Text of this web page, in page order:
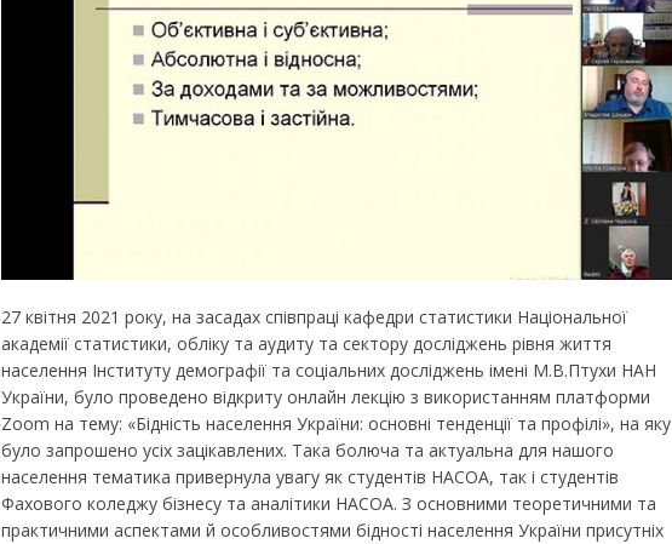
27 квітня 2021 року, на засадах співпраці кафедри статистики Національної
академії статистики, обліку та аудиту та сектору досліджень рівня життя
населення Інституту демографії та соціальних досліджень імені М.В.Птухи НАН
України, було проведено відкриту онлайн лекцію з використанням платформи
Zoom на тему: «Бідність населення України: основні тенденції та профілі», на яку
було запрошено усіх зацікавлених. Така болюча та актуальна для нашого
населення тематика привернула увагу як студентів НАСОА, так і студентів
Фахового коледжу бізнесу та аналітики НАСОА. З основними теоретичними та
практичними аспектами й особливостями бідності населення України присутніх